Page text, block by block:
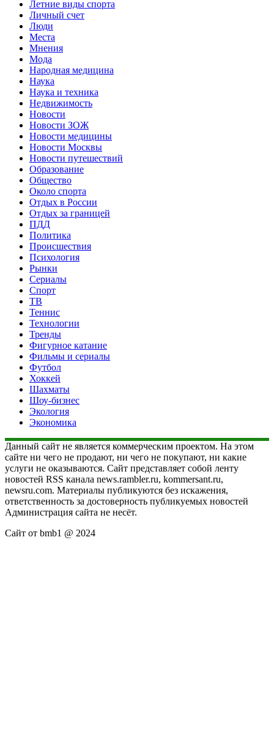
Летние виды спорта
Личный счет
Люди
Места
Мнения
Мода
Народная медицина
Наука
Наука и техника
Недвижимость
Новости
Новости ЗОЖ
Новости медицины
Новости Москвы
Новости путешествий
Образование
Общество
Около спорта
Отдых в России
Отдых за границей
ПДД
Политика
Происшествия
Психология
Рынки
Сериалы
Спорт
ТВ
Теннис
Технологии
Тренды
Фигурное катание
Фильмы и сериалы
Футбол
Хоккей
Шахматы
Шоу-бизнес
Экология
Экономика
Данный сайт не является коммерческим проектом. На этом
сайте ни чего не продают, ни чего не покупают, ни какие
услуги не оказываются. Сайт представляет собой ленту
новостей RSS канала news.rambler.ru, kommersant.ru,
newsru.com. Материалы публикуются без искажения,
ответственность за достоверность публикуемых новостей
Администрация сайта не несёт.
Сайт от bmb1 @ 2024